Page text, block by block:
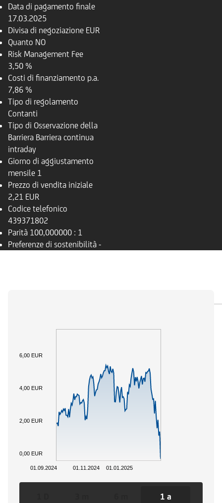
Data di pagamento finale
17.03.2025
Divisa di negoziazione EUR
Quanto NO
Risk Management Fee
3,50 %
Costi di finanziamento p.a.
7,86 %
Tipo di regolamento
Contanti
Tipo di Osservazione della
Barriera Barriera continua
intraday
Giorno di aggiustamento
mensile 1
Prezzo di vendita iniziale
2,21 EUR
Codice telefonico
439371802
Parità 100,000000 : 1
Preferenze di sostenibilità -
01.11.2024 01.01.2025
01.09.2024
0,00 EUR
2,00 EUR
4,00 EUR
6,00 EUR
1 a